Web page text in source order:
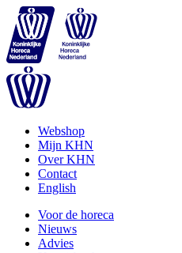
Webshop
Mijn KHN
Over KHN
Contact
English
Voor de horeca
Nieuws
Advies